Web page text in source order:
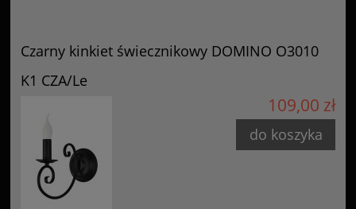
Czarny kinkiet świecznikowy DOMINO O3010
K1 CZA/Le
109,00 zł
do koszyka